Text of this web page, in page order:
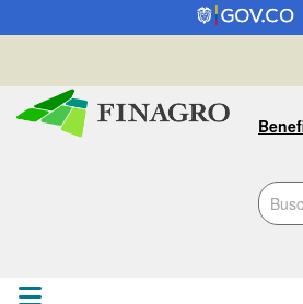
Pasar al contenido principal